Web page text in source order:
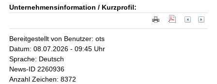
Unternehmensinformation / Kurzprofil:
Bereitgestellt von Benutzer: ots
Datum: 08.07.2026 - 09:45 Uhr
Sprache: Deutsch
News-ID 2260936
Anzahl Zeichen: 8372